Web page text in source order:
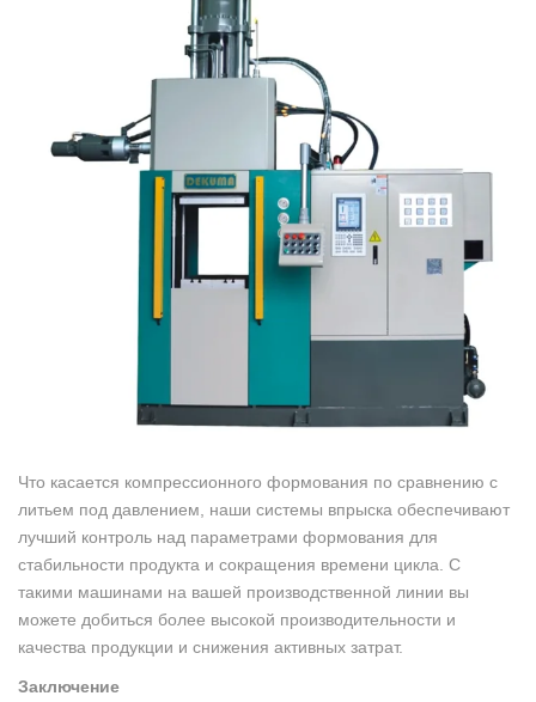
Что касается компрессионного формования по сравнению с
литьем под давлением, наши системы впрыска обеспечивают
лучший контроль над параметрами формования для
стабильности продукта и сокращения времени цикла. С
такими машинами на вашей производственной линии вы
можете добиться более высокой производительности и
качества продукции и снижения активных затрат.
Заключение